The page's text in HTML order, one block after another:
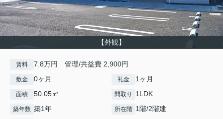
【外観】
賃料 7.8万円 管理/共益費 2,900円
敷金 0ヶ月 礼金 1ヶ月
面積 50.05㎡ 間取り 1LDK
築年数 築1年 所在階 1階/2階建